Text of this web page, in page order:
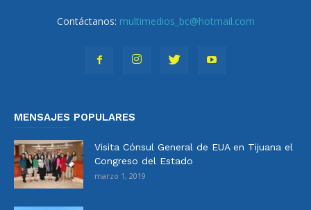
Contáctanos: multimedios_bc@hotmail.com
MENSAJES POPULARES
Visita Cónsul General de EUA en Tijuana el
Congreso del Estado
marzo 1, 2019